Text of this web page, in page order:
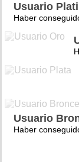
Usuario
Haber
Usuario
Haber